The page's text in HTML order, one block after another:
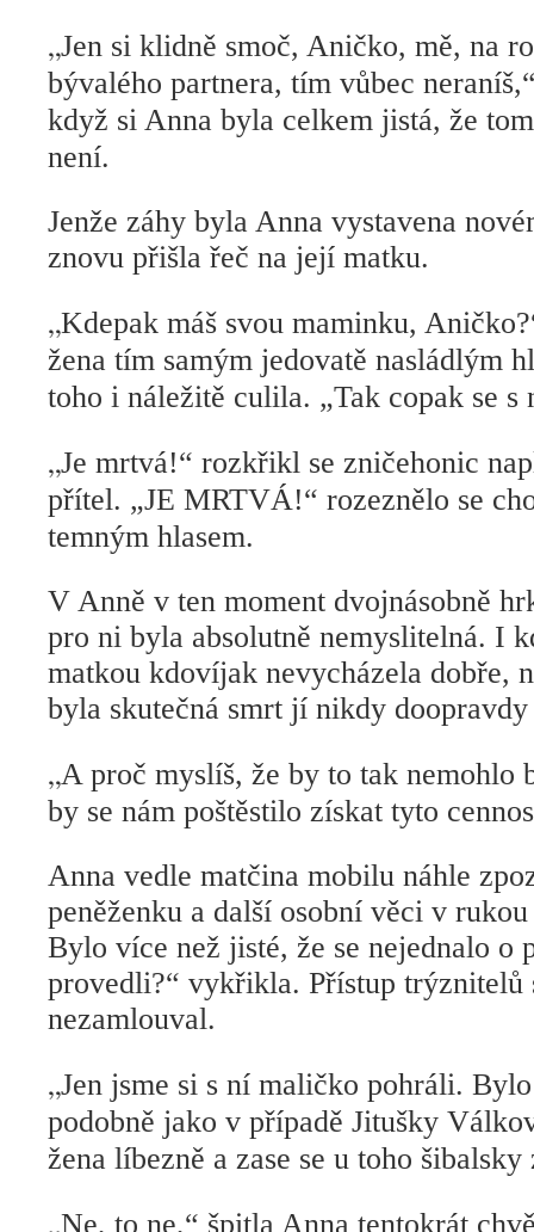
„Jen si klidně smoč, Aničko, mě, na
bývalého partnera, tím vůbec
když si Anna byla celkem jistá, že
není.
Jenže záhy byla Anna vystavena
znovu přišla řeč na její matku.
„Kdepak máš svou maminku,
žena tím samým jedovatě nasládlým
toho i náležitě culila. „Tak copak se s
„Je mrtvá!“ rozkřikl se zničehonic
přítel. „JE MRTVÁ!“ rozeznělo se
temným hlasem.
V Anně v ten moment dvojnásobně
pro ni byla absolutně nemyslitelná. I
matkou kdovíjak nevycházela dobře,
byla skutečná smrt jí nikdy
„A proč myslíš, že by to tak nemohlo
by se nám poštěstilo získat tyto
Anna vedle matčina mobilu náhle
peněženku a další osobní věci v
Bylo více než jisté, že se nejednalo o
provedli?“ vykřikla. Přístup trýznitelů
nezamlouval.
„Jen jsme si s ní maličko pohráli.
podobně jako v případě Jitušky
žena líbezně a zase se u toho
„Ne, to ne,“ špitla Anna tentokrát